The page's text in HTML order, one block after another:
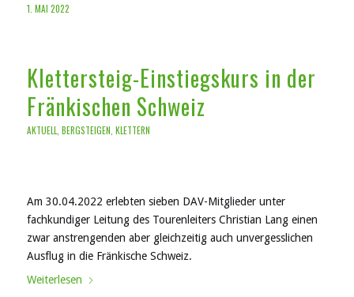
1. MAI 2022
Klettersteig-Einstiegskurs in der
Fränkischen Schweiz
AKTUELL BERGSTEIGEN KLETTERN
Am 30.04.2022 erlebten sieben DAV-Mitglieder unter
fachkundiger Leitung des Tourenleiters Christian Lang einen
zwar anstrengenden aber gleichzeitig auch unvergesslichen
Ausflug in die Fränkische Schweiz.
Weiterlesen